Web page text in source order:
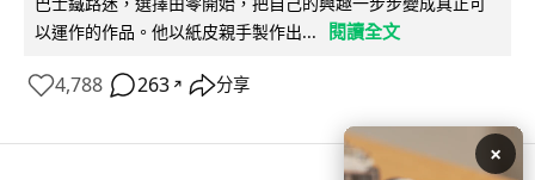
以運作的作品。他以紙皮親手製作出...
閱讀全文
4,788 263 ↗ 分享
×